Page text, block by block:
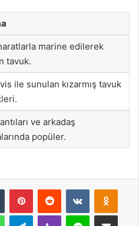
marine edilerek
tavuk.
ile sunulan kızarmış tavuk
ve arkadaş
popüler.
Tumblr PinterestReddit VKontakte
WhatsAppTelegramViber Line E-Posta ile